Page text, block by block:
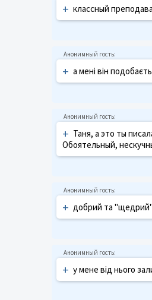
+ классный
+ а мені він
+ Таня, а это ты
Обоятельный,
+ добрий та "щедрий"
+ у мене від нього